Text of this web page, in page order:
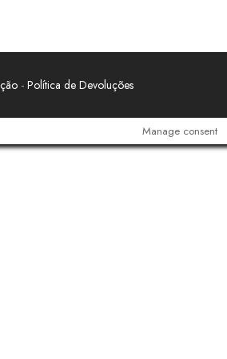
- Política de Devoluções
Manage consent